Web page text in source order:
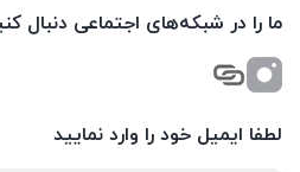
ما را در شبکه‌های اجتماعی دنبال
لطفا ایمیل خود را وارد نمایید